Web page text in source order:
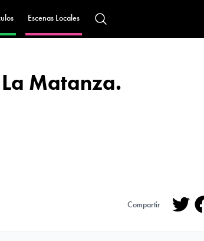
Escenas Locales
Matanza.
Compartir